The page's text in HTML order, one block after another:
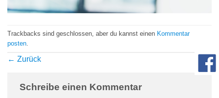
Trackbacks sind geschlossen, aber du kannst einen Kommentar
posten
← Zurück
Schreibe einen Kommentar
da/7396d191548d7bebea1ee96e2c08/